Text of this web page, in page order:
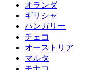
オランダ
ギリシャ
ハンガリー
チェコ
オーストリア
マルタ